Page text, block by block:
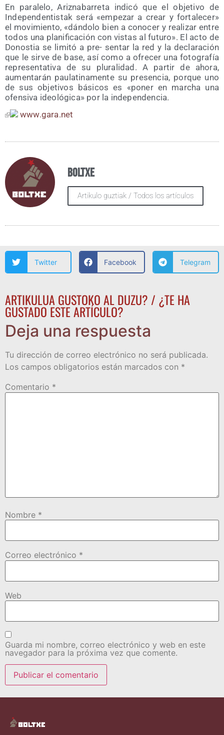
En para­le­lo, Ariz­na­ba­rre­ta indi­có que el obje­ti­vo de
Inde­pen­den­tis­tak será «empe­zar a crear y for­ta­le­cer»
el movi­mien­to, «dán­do­lo bien a cono­cer y rea­li­zar entre
todos una pla­ni­fi­ca­ción con vis­tas al futu­ro». El acto de
Donos­tia se limi­tó a pre- sen­tar la red y la decla­ra­ción
que le sir­ve de base, así como a ofre­cer una foto­gra­fía
repre­sen­ta­ti­va de su plu­ra­li­dad. A par­tir de aho­ra,
aumen­ta­rán pau­la­ti­na­men­te su pre­sen­cia, por­que uno
de sus obje­ti­vos bási­cos es «poner en mar­cha una
ofen­si­va ideo­ló­gi­ca» por la independencia.
www​.gara​.net
Boltxe
Artikulo guztiak / Todos los artículos
Twitter Facebook Telegram
ARTIKULUA GUSTOKO AL DUZU? / ¿TE HA
GUSTADO ESTE ARTÍCULO?
Deja una respuesta
Tu dirección de correo electrónico no será publicada.
Los campos obligatorios están marcados con *
Comentario *
Nombre *
Correo electrónico *
Web
Guarda mi nombre, correo electrónico y web en este
navegador para la próxima vez que comente.